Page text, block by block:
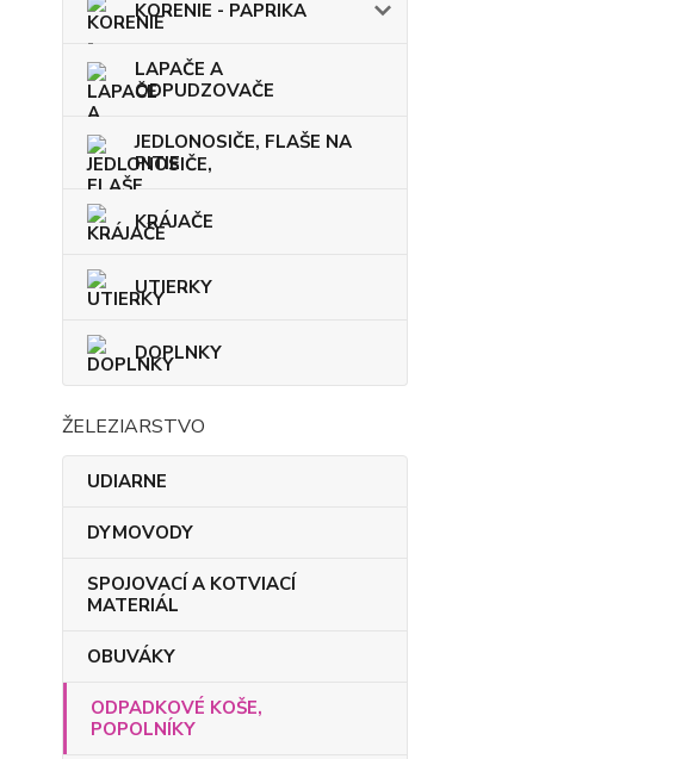
KORENIE - PAPRIKA
LAPAČE A
ODPUDZOVAČE
JEDLONOSIČE, FLAŠE NA
PITIE
KRÁJAČE
UTIERKY
DOPLNKY
ŽELEZIARSTVO
UDIARNE
DYMOVODY
SPOJOVACÍ A KOTVIACÍ
MATERIÁL
OBUVÁKY
ODPADKOVÉ KOŠE,
POPOLNÍKY